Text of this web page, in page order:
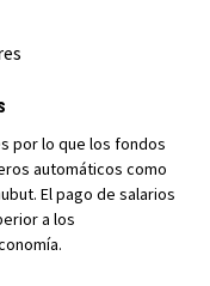
por lo que los fondos
automáticos como
El pago de salarios
a los